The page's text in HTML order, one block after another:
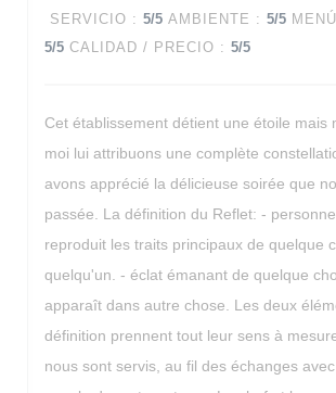
SERVICIO : 5/5 AMBIENTE : 5/5 MENÚ
5/5 CALIDAD / PRECIO : 5/5
Cet établissement détient une étoile mais
moi lui attribuons une complète
avons apprécié la délicieuse soirée que
passée. La définition du Reflet: -
reproduit les traits principaux de quelque
quelqu'un. - éclat émanant de quelque
apparaît dans autre chose. Les deux
définition prennent tout leur sens à
nous sont servis, au fil des échanges